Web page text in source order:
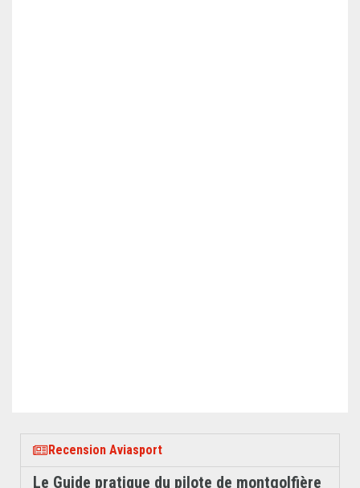
Recension Aviasport
Le Guide pratique du pilote de montgolfière